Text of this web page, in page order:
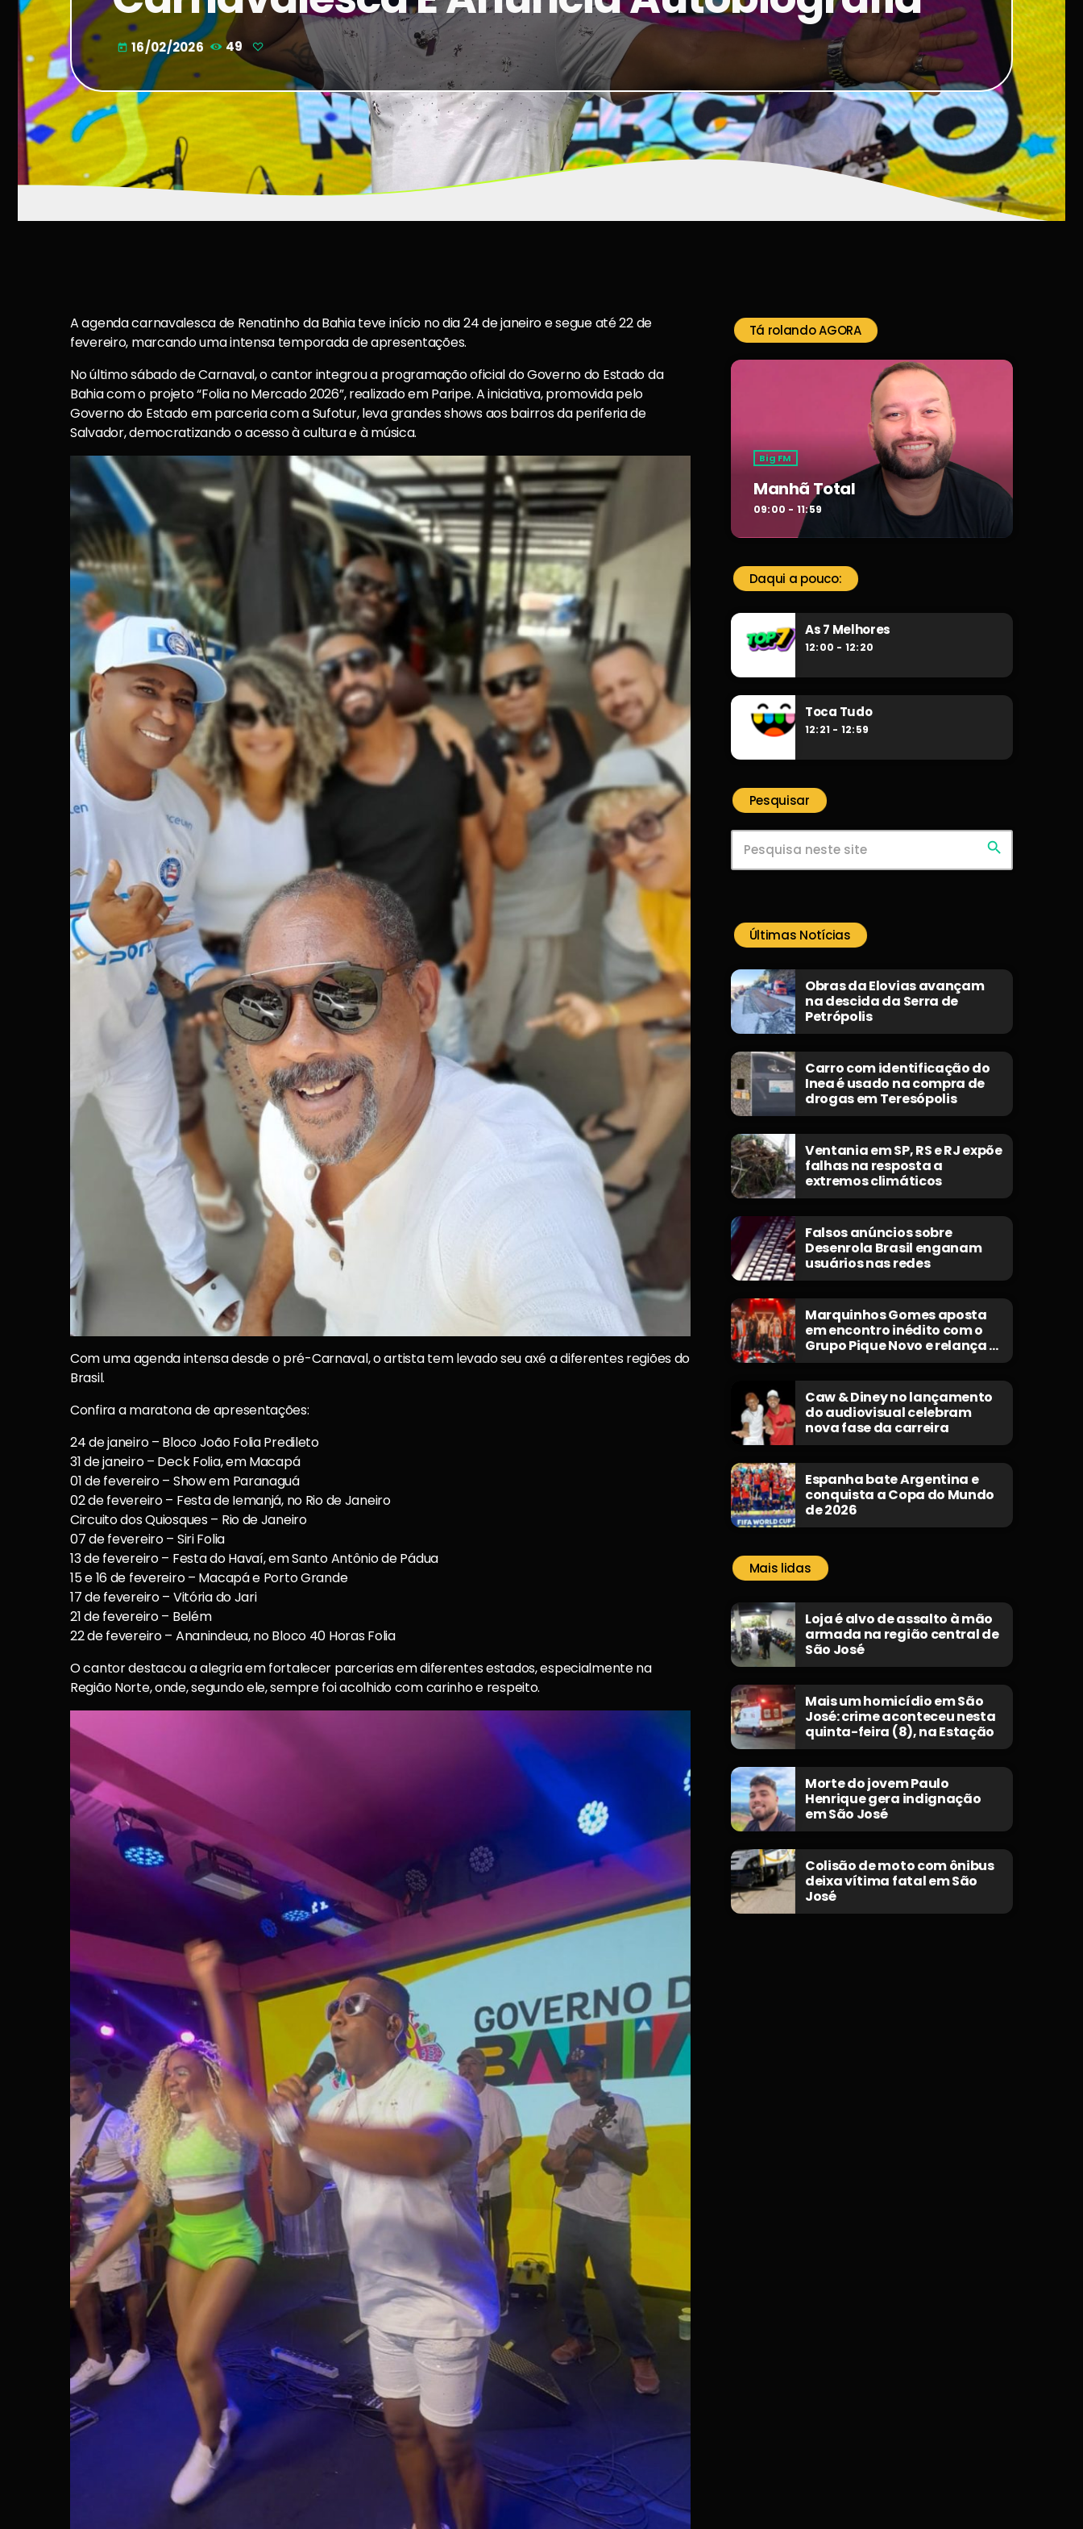
today 16/02/2026 49
A agenda carnavalesca de Renatinho da Bahia teve início no dia 24 de janeiro e segue até 22 de
fevereiro, marcando uma intensa temporada de apresentações.
No último sábado de Carnaval, o cantor integrou a programação oficial do Governo do Estado da
Bahia com o projeto “Folia no Mercado 2026”, realizado em Paripe. A iniciativa, promovida pelo
Governo do Estado em parceria com a Sufotur, leva grandes shows aos bairros da periferia de
Salvador, democratizando o acesso à cultura e à música.
Com uma agenda intensa desde o pré-Carnaval, o artista tem levado seu axé a diferentes regiões do
Brasil.
Confira a maratona de apresentações:
24 de janeiro – Bloco João Folia Predileto
31 de janeiro – Deck Folia, em Macapá
01 de fevereiro – Show em Paranaguá
02 de fevereiro – Festa de Iemanjá, no Rio de Janeiro
Circuito dos Quiosques – Rio de Janeiro
07 de fevereiro – Siri Folia
13 de fevereiro – Festa do Havaí, em Santo Antônio de Pádua
15 e 16 de fevereiro – Macapá e Porto Grande
17 de fevereiro – Vitória do Jari
21 de fevereiro – Belém
22 de fevereiro – Ananindeua, no Bloco 40 Horas Folia
O cantor destacou a alegria em fortalecer parcerias em diferentes estados, especialmente na
Região Norte, onde, segundo ele, sempre foi acolhido com carinho e respeito.
Tá rolando AGORA
Big FM
Manhã Total
09:00 - 11:59
Daqui a pouco:
As 7 Melhores
12:00 - 12:20
Toca Tudo
12:21 - 12:59
Pesquisar
search
Últimas Notícias
Obras da Elovias avançam
na descida da Serra de
Petrópolis
Carro com identificação do
Inea é usado na compra de
drogas em Teresópolis
Ventania em SP, RS e RJ expõe
falhas na resposta a
extremos climáticos
Falsos anúncios sobre
Desenrola Brasil enganam
usuários nas redes
Marquinhos Gomes aposta
em encontro inédito com o
Grupo Pique Novo e relança o
clássico “Não Morrerei”
Caw & Diney no lançamento
do audiovisual celebram
nova fase da carreira
Espanha bate Argentina e
conquista a Copa do Mundo
de 2026
Mais lidas
Loja é alvo de assalto à mão
armada na região central de
São José
Mais um homicídio em São
José: crime aconteceu nesta
quinta-feira (8), na Estação
Morte do jovem Paulo
Henrique gera indignação
em São José
Colisão de moto com ônibus
deixa vítima fatal em São
José